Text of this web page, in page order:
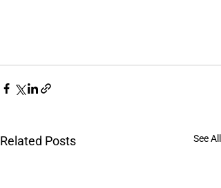
Related Posts See All